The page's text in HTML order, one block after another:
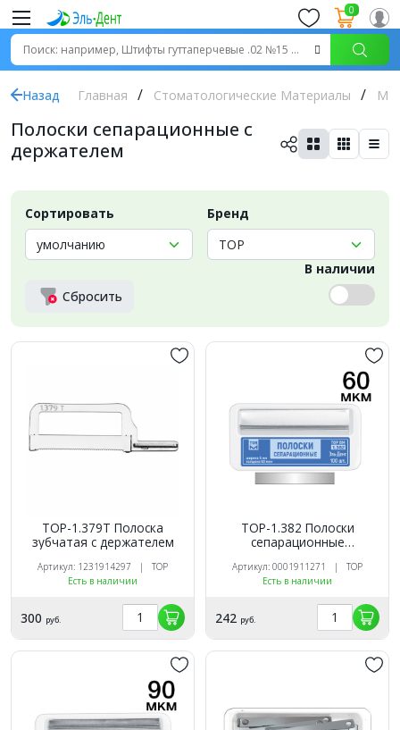
0
Назад Главная Стоматологические Материалы
Полоски сепарационные с
держателем
Сортировать Бренд
Сбросить
В наличии
ТОР-1.379Т Полоска
зубчатая с держателем
Артикул: 1231914297 | ТОР
Есть в наличии
300 руб.
ТОР-1.382 Полоски
сепарационные
мм/50 мм 100шт.
Артикул: 0001911271 | ТОР
Есть в наличии
242 руб.